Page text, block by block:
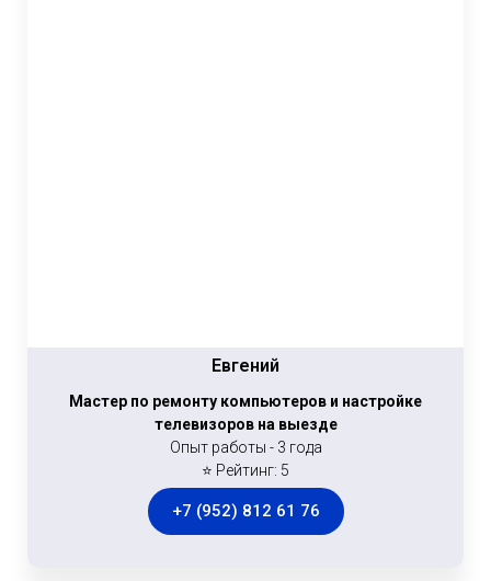
Евгений
Мастер по ремонту компьютеров и настройке
телевизоров на выезде
Опыт работы - 3 года
⭐ Рейтинг: 5
+7 (952) 812 61 76